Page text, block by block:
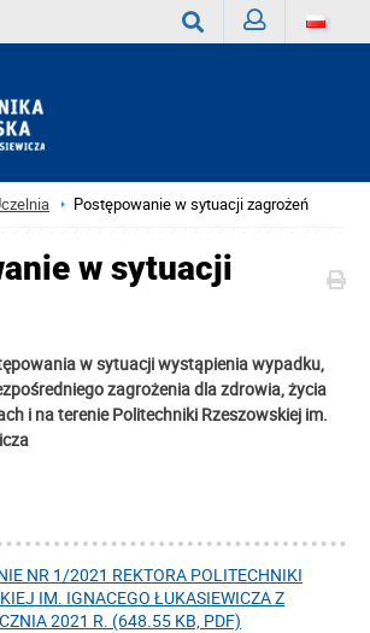
Postępowanie w sytuacji zagrożeń
w sytuacji
w sytuacji wystąpienia wypadku,
zagrożenia dla zdrowia, życia
i na terenie Politechniki Rzeszowskiej im.
NR 1/2021 REKTORA POLITECHNIKI
IM. IGNACEGO ŁUKASIEWICZA Z
2021 R. (648.55 KB, PDF)